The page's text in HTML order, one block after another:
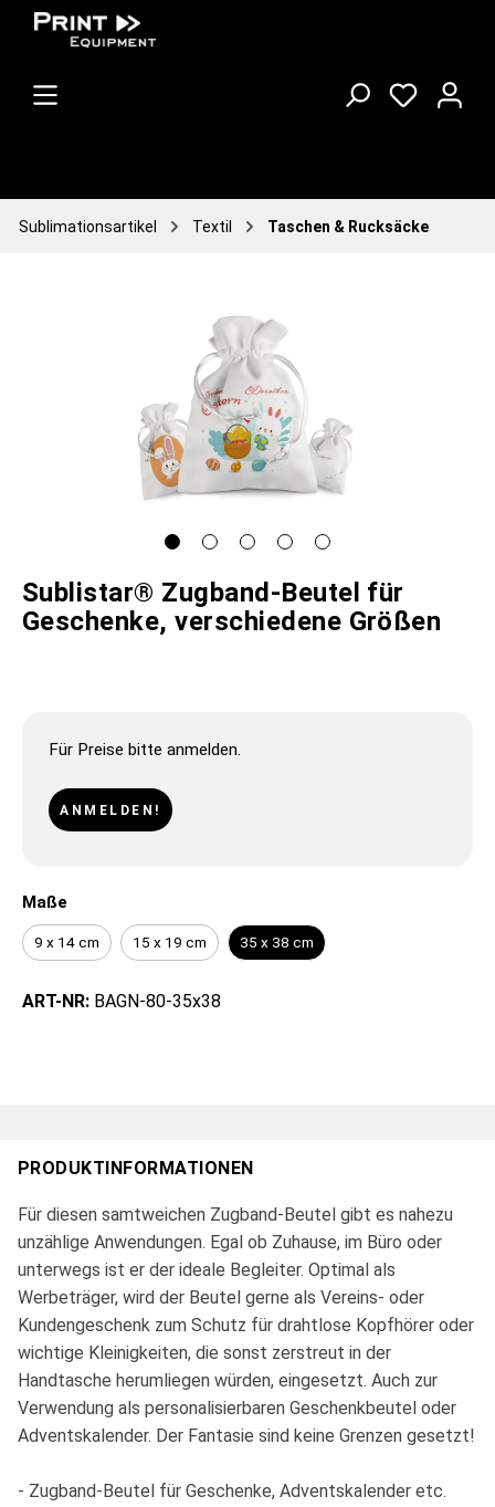
Sublimationsartikel Textil Taschen & Rucksäcke
Sublistar® Zugband-Beutel für
Geschenke, verschiedene Größen
Für Preise bitte anmelden.
ANMELDEN!
Maße
9 x 14 cm 15 x 19 cm 35 x 38 cm
ART-NR: BAGN-80-35x38
PRODUKTINFORMATIONEN
Für diesen samtweichen Zugband-Beutel gibt es nahezu
unzählige Anwendungen. Egal ob Zuhause, im Büro oder
unterwegs ist er der ideale Begleiter. Optimal als
Werbeträger, wird der Beutel gerne als Vereins- oder
Kundengeschenk zum Schutz für drahtlose Kopfhörer oder
wichtige Kleinigkeiten, die sonst zerstreut in der
Handtasche herumliegen würden, eingesetzt. Auch zur
Verwendung als personalisierbaren Geschenkbeutel oder
Adventskalender. Der Fantasie sind keine Grenzen gesetzt!
- Zugband-Beutel für Geschenke, Adventskalender etc.